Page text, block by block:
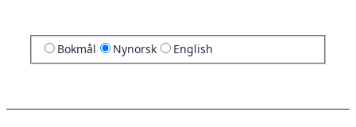
Bokmål Nynorsk English